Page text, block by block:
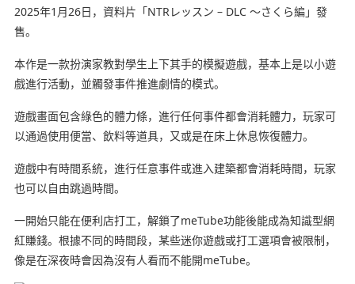
2025年1月26日，資料片「NTRレッスン – DLC ～さくら編」發
售。
本作是一款扮演家教對學生上下其手的模擬遊戲，基本上是以小遊
戲進行活動，並觸發事件推進劇情的模式。
遊戲畫面包含綠色的體力條，進行任何事件都會消耗體力，玩家可
以通過使用便當、飲料等道具，又或是在床上休息恢復體力。
遊戲中有時間系統，進行任意事件或進入建築都會消耗時間，玩家
也可以自由跳過時間。
一開始只能在便利店打工，解鎖了meTube功能後能成為知識型網
紅賺錢。根據不同的時間段，某些迷你遊戲或打工選項會被限制，
像是在深夜時會因為沒有人看而不能開meTube。